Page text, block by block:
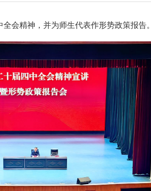
会精神，并为师生代表作形势政策报告。